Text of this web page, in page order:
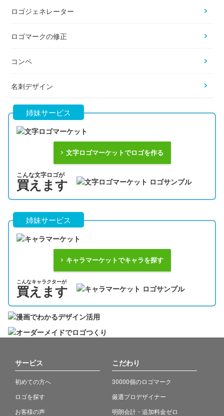
ロゴジェネレーター
ロゴマークの修正
コンペ
名刺デザイン
姉妹サービス
文字ロゴマーケットでロゴを作る
こんな文字ロゴが
買えます
姉妹サービス
キャラマーケットでキャラを探す
こんなキャラクターが
買えます
サービス
初めての方へ
ロゴを探す
お客様の声
こだわり
30000個のロゴマーク
厳選プロデザイナー
明朗会計・追加料金ゼロ